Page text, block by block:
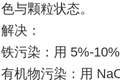
色与颗粒状态。
解决：
铁污染：用 5%-
有机物污染：用